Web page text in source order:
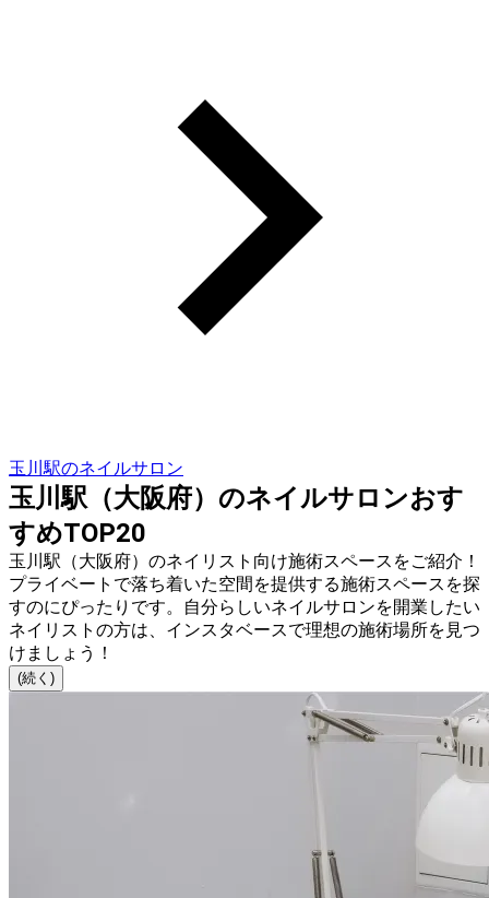
玉川駅のネイルサロン
玉川駅（大阪府）のネイルサロンおす
すめTOP20
玉川駅（大阪府）のネイリスト向け施術スペースをご紹介！
プライベートで落ち着いた空間を提供する施術スペースを探
すのにぴったりです。自分らしいネイルサロンを開業したい
ネイリストの方は、インスタベースで理想の施術場所を見つ
けましょう！
(続く)